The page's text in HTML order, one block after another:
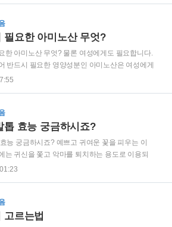
먹는 것을 생각하기 쉽지만 ..
월8일과 9일로 연기되었다는 내용의 메일이었습
추석연휴는 9월30일 수요일부터 어쨌든 10월4일
간이 대상기간입니다. 9월8일 추석기차표 예매
, 경전선, 동해선, 대구선, 충북선, 경북선이며 오
후1시까지로 PC, 모바일로 예매할 수 있습니다. 9
표 예매..
필요한 아미노산 무엇?
한 아미노산 무엇? 물론 여성에게도 필요합니다.
반드시 필요한 영양성분인 아미노산은 여성에게
특히 남성에게 좋은 효과를 가지고 있다고 합니
이들 중 어느것 하나라도 없으면 단백질 합성이
는다고 합니다. 그런데 왜 남성에게 필요한 영양
이 근육을 만들기 위한 운동을 더 많이 하기 때문
러한 운동후의 피로를 풀기 위해 이 아미노산 이라
가 더욱더 필요해집니다. 그래서 남성에게 필요
라는 말을 쓰게 되는 것이죠. 특히 이렇게..
톱 효능 궁금하시죠?
능 궁금하시죠? 예쁘고 귀여운 꽃을 피우는 이
는 귀신을 쫓고 악마를 퇴치하는 용도로 이용되
. 오늘은 이 식물 악마의 발톱 어떤 식물인지 살펴
레를 잡아먹는 식충식물로 분류되어 있습니다.
라에서는 지금 몇년전부터 헝가리 악마의 발톱
고르는법